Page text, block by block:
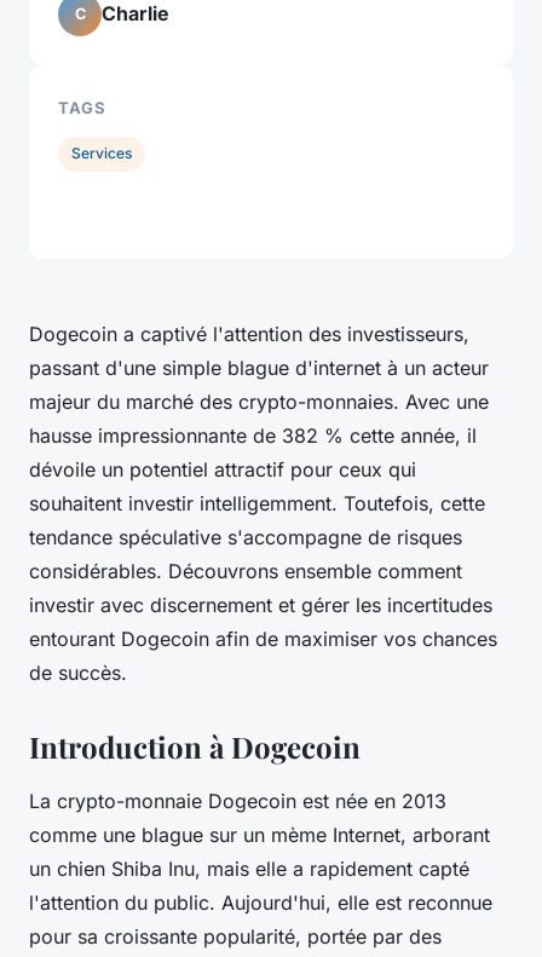
Dogecoin a captivé l'attention des investisseurs,
passant d'une simple blague d'internet à un acteur
majeur du marché des crypto-monnaies. Avec une
hausse impressionnante de 382 % cette année, il
dévoile un potentiel attractif pour ceux qui
souhaitent investir intelligemment. Toutefois, cette
tendance spéculative s'accompagne de risques
considérables. Découvrons ensemble comment
investir avec discernement et gérer les incertitudes
entourant Dogecoin afin de maximiser vos chances
de succès.
Introduction à Dogecoin
La crypto-monnaie Dogecoin est née en 2013
comme une blague sur un mème Internet, arborant
un chien Shiba Inu, mais elle a rapidement capté
l'attention du public. Aujourd'hui, elle est reconnue
pour sa croissante popularité, portée par des
C Charlie
TAGS
Services